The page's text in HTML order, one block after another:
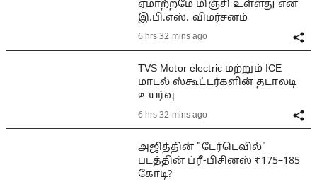
ஏமாற்றமே மிஞ்சி உள்ளது என
இ.பி.எஸ். விமர்சனம்
6 hrs 32 mins ago
TVS Motor electric மற்றும் ICE
மாடல் ஸ்கூட்டர்களின் தடாலடி
உயர்வு
6 hrs 32 mins ago
அஜித்தின் "டேர்டெவில்"
படத்தின் ப்ரீ-பிசினஸ் ₹175–185
கோடி?